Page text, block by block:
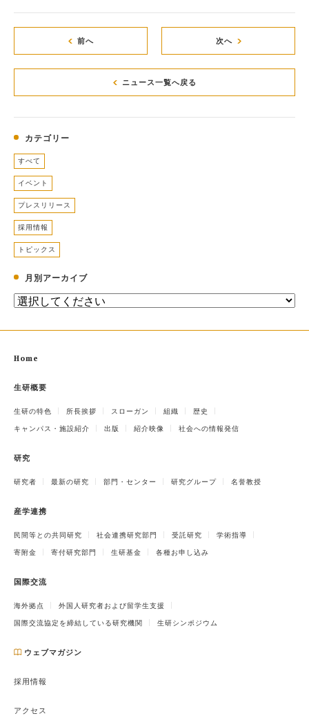
前へ 次へ
ニュース一覧へ戻る
カテゴリー
すべて
イベント
プレスリリース
採用情報
トピックス
月別アーカイブ
Home
生研概要
生研の特色 所長挨拶 スローガン 組織 歴史
キャンパス・施設紹介 出版 紹介映像 社会への情報発信
研究
研究者 最新の研究 部門・センター 研究グループ 名誉教授
産学連携
民間等との共同研究 社会連携研究部門 受託研究 学術指導
寄附金 寄付研究部門 生研基金 各種お申し込み
国際交流
海外拠点 外国人研究者および留学生支援
国際交流協定を締結している研究機関 生研シンポジウム
ウェブマガジン
採用情報
アクセス